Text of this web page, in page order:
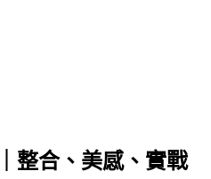
整合、美感、實戰